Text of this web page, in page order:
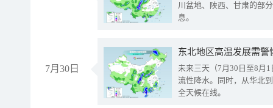
川盆地、陕西、甘肃的部
息。
7月30日
东北地区高温发展需
未来三天（7月30日至8月
流性降水。同时，从华北
全天候在线。